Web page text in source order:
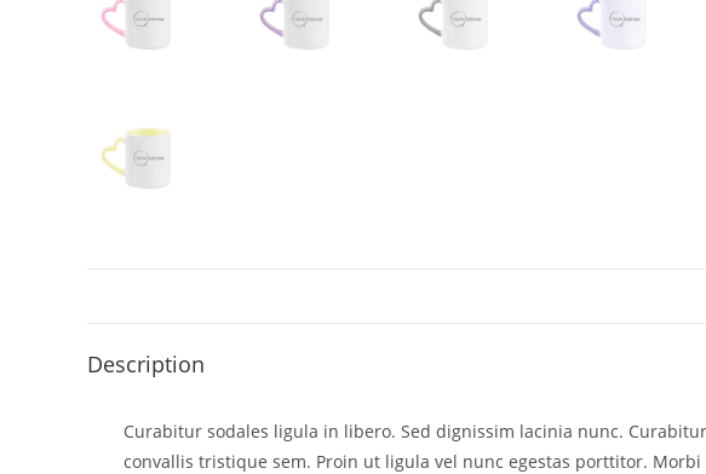
Description
Curabitur sodales ligula in libero. Sed dignissim lacinia nunc.
convallis tristique sem. Proin ut ligula vel nunc egestas porttitor.